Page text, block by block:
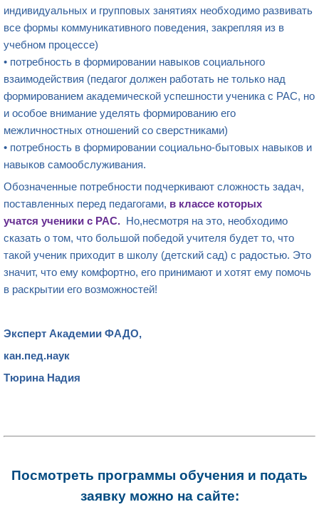
индивидуальных и групповых занятиях необходимо развивать
все формы коммуникативного поведения, закрепляя из в
учебном процессе)
• потребность в формировании навыков социального
взаимодействия (педагог должен работать не только над
формированием академической успешности ученика с РАС, но
и особое внимание уделять формированию его
межличностных отношений со сверстниками)
• потребность в формировании социально-бытовых навыков и
навыков самообслуживания.
Обозначенные потребности подчеркивают сложность задач,
поставленных перед педагогами, в классе которых
учатся ученики с РАС. Но,несмотря на это, необходимо
сказать о том, что большой победой учителя будет то, что
такой ученик приходит в школу (детский сад) с радостью. Это
значит, что ему комфортно, его принимают и хотят ему помочь
в раскрытии его возможностей!
Эксперт Академии ФАДО,
кан.пед.наук
Тюрина Надия
Посмотреть программы обучения и подать
заявку можно на сайте: